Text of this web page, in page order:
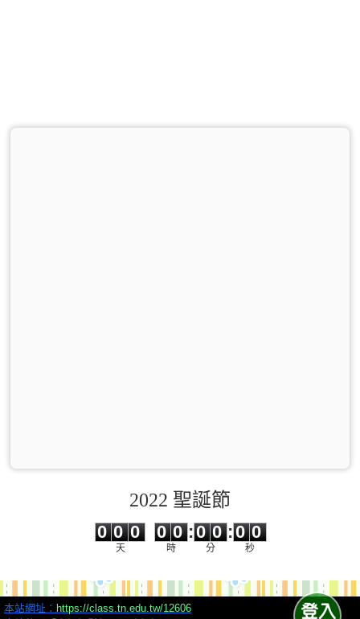
2022 聖誕節
0 0 0
天
0
0
0
時
:
0
0
0
0
分
:0 0
秒
本站網址： https://class.tn.edu.tw/12606